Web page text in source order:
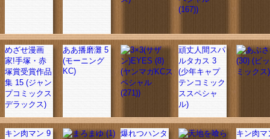
めざせ漫画
家!手塚・赤
塚賞受賞作品
集 15 (ジャン
プコミックス
デラックス)
ああ播磨灘 5
(モーニング
KC)
頑丈人間スパ
ルタカス 3
(少年キャプ
テンコミック
ススペシャ
ル)
キン肉マン 9
爆れつハンタ
キン肉マ